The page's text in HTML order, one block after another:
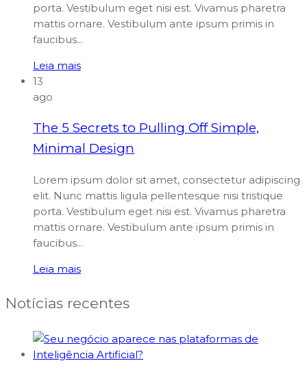
porta. Vestibulum eget nisi est. Vivamus pharetra
mattis ornare. Vestibulum ante ipsum primis in
faucibus...
Leia mais
13
ago
The 5 Secrets to Pulling Off Simple,
Minimal Design
Lorem ipsum dolor sit amet, consectetur adipiscing
elit. Nunc mattis ligula pellentesque nisi tristique
porta. Vestibulum eget nisi est. Vivamus pharetra
mattis ornare. Vestibulum ante ipsum primis in
faucibus...
Leia mais
Notícias recentes